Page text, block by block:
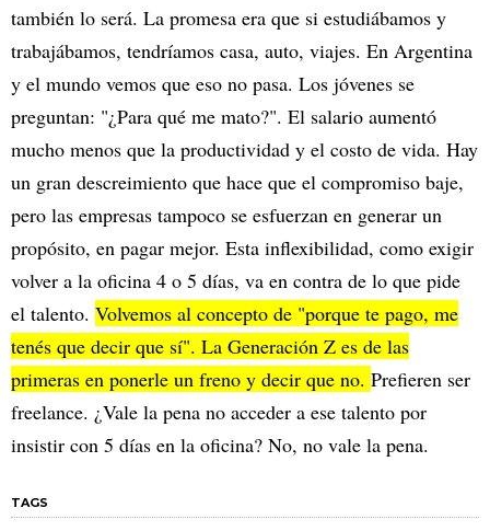
también lo será. La promesa era que si estudiábamos y
trabajábamos, tendríamos casa, auto, viajes. En Argentina
y el mundo vemos que eso no pasa. Los jóvenes se
preguntan: "¿Para qué me mato?". El salario aumentó
mucho menos que la productividad y el costo de vida. Hay
un gran descreimiento que hace que el compromiso baje,
pero las empresas tampoco se esfuerzan en generar un
propósito, en pagar mejor. Esta inflexibilidad, como exigir
volver a la oficina 4 o 5 días, va en contra de lo que pide
el talento. Volvemos al concepto de "porque te pago, me
tenés que decir que sí". La Generación Z es de las
primeras en ponerle un freno y decir que no. Prefieren ser
freelance. ¿Vale la pena no acceder a ese talento por
insistir con 5 días en la oficina? No, no vale la pena.
TAGS